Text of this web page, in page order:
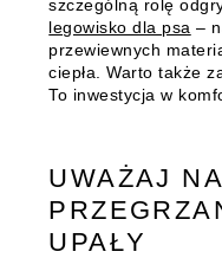
szczególną rolę
legowisko dla psa –
przewiewnych
ciepła. Warto także
To inwestycja w
UWAŻAJ
UPAŁY